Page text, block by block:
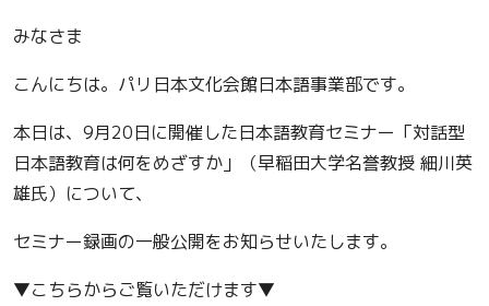
みなさま
こんにちは。パリ日本文化会館日本語事業部です。
本日は、9月20日に開催した日本語教育セミナー「対話型
日本語教育は何をめざすか」（早稲田大学名誉教授 細川英
雄氏）について、
セミナー録画の一般公開をお知らせいたします。
▼こちらからご覧いただけます▼